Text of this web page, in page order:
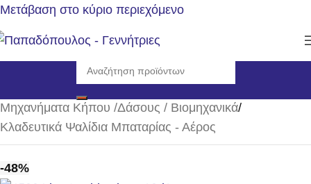
Μετάβαση στο κύριο περιεχόμενο
Αρχική σελίδα/
Μηχανήματα Κήπου /Δάσους / Βιομηχανικά/
Κλαδευτικά Ψαλίδια Μπαταρίας - Αέρος
-48%